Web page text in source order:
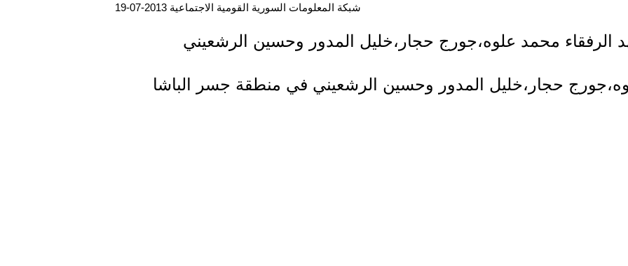
شبكة المعلومات السورية القومية الاجتماعية 2013-07-19
حجار،خليل المدور وحسين الرشعيني في منطقة جسر الباشا